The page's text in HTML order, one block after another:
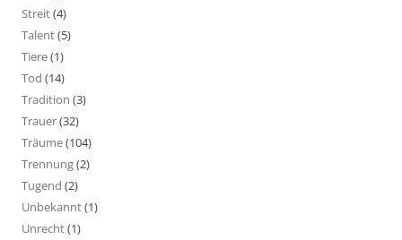
Streit(4)
Talent(5)
Tiere(1)
Tod (14)
Tradition (3)
Trauer(32)
Träume(104)
Trennung(2)
Tugend (2)
Unbekannt(1)
Unrecht(1)